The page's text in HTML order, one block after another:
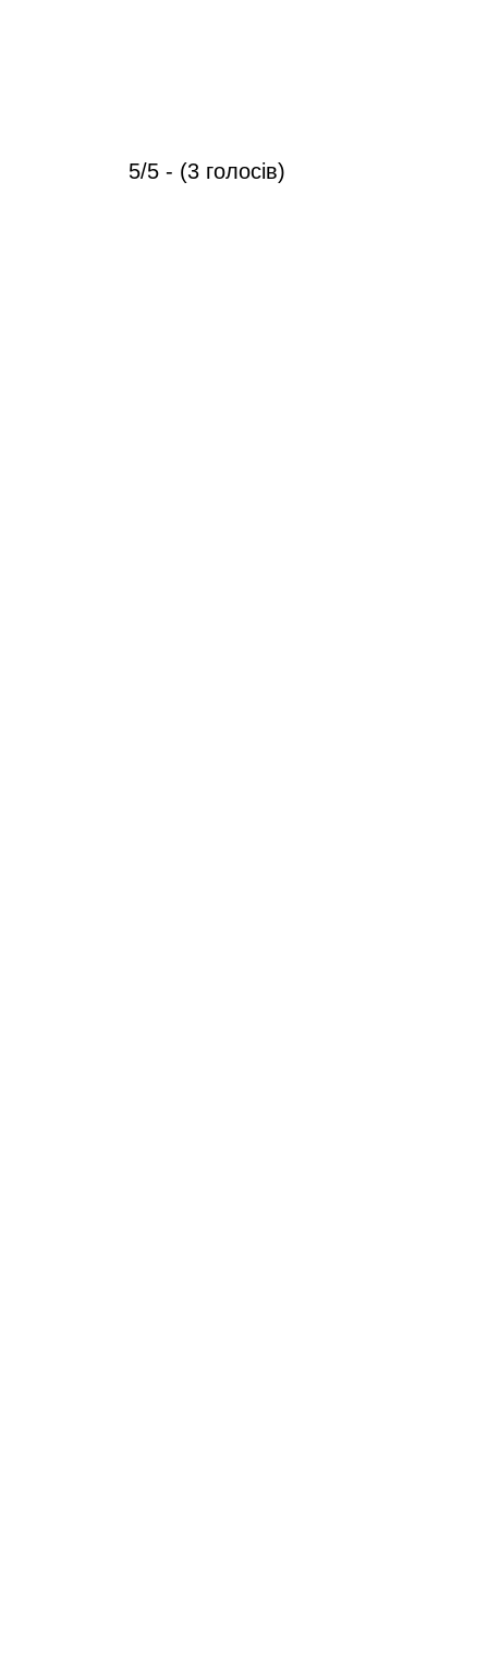
5/5 - (3 голосів)